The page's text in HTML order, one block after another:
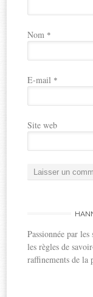
Nom *
E-mail *
Site web
Passionnée par
les règles de
raffinements de la